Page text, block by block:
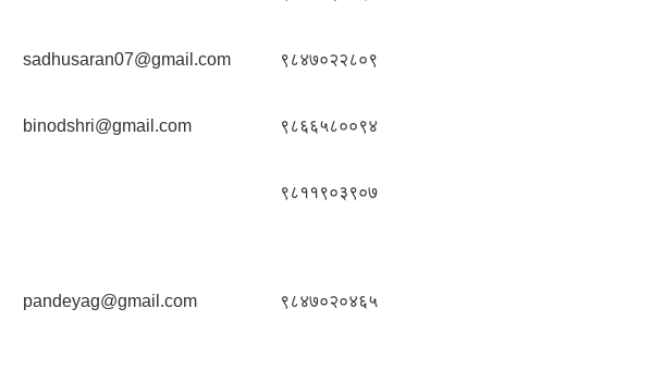
sadhusaran07@gmail.com ९८४७०२२८०९
binodshri@gmail.com ९८६६५८००९४
९८११९०३९०७
pandeyag@gmail.com ९८४७०२०४६५